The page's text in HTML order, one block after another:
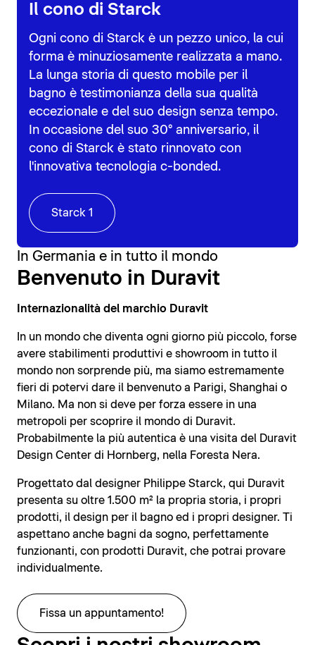
Il cono di Starck
Ogni cono di Starck è un pezzo unico, la cui
forma è minuziosamente realizzata a mano.
La lunga storia di questo mobile per il
bagno è testimonianza della sua qualità
eccezionale e del suo design senza tempo.
In occasione del suo 30° anniversario, il
cono di Starck è stato rinnovato con
l'innovativa tecnologia c-bonded.
Starck 1
In Germania e in tutto il mondo
Benvenuto in Duravit
Internazionalità del marchio Duravit
In un mondo che diventa ogni giorno più piccolo, forse
avere stabilimenti produttivi e showroom in tutto il
mondo non sorprende più, ma siamo estremamente
fieri di potervi dare il benvenuto a Parigi, Shanghai o
Milano. Ma non si deve per forza essere in una
metropoli per scoprire il mondo di Duravit.
Probabilmente la più autentica è una visita del Duravit
Design Center di Hornberg, nella Foresta Nera.
Progettato dal designer Philippe Starck, qui Duravit
presenta su oltre 1.500 m² la propria storia, i propri
prodotti, il design per il bagno ed i propri designer. Ti
aspettano anche bagni da sogno, perfettamente
funzionanti, con prodotti Duravit, che potrai provare
individualmente.
Fissa un appuntamento!